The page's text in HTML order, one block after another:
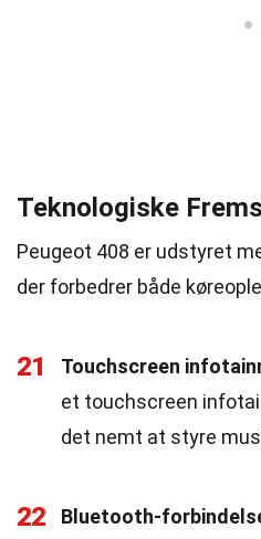
Teknologiske
Peugeot 408 er udstyret
der forbedrer både
21 Touchscreen
et touchscreen
det nemt at styre
22 Bluetooth-